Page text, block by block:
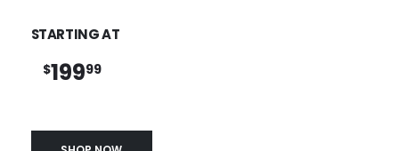
STARTING AT
$19999